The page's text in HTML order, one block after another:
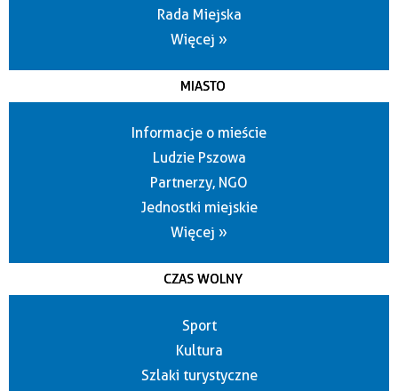
Rada Miejska
Więcej »
MIASTO
Informacje o mieście
Ludzie Pszowa
Partnerzy, NGO
Jednostki miejskie
Więcej »
CZAS WOLNY
Sport
Kultura
Szlaki turystyczne